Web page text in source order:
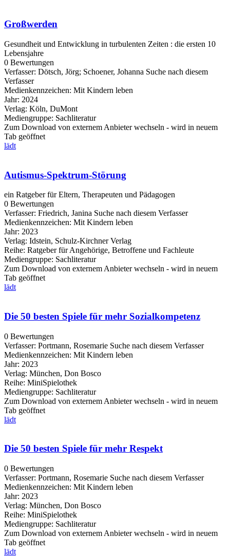
Großwerden
Gesundheit und Entwicklung in turbulenten Zeiten : die ersten 10
Lebensjahre
0 Bewertungen
Verfasser: Dötsch, Jörg; Schoener, Johanna Suche nach diesem
Verfasser
Medienkennzeichen: Mit Kindern leben
Jahr: 2024
Verlag: Köln, DuMont
Mediengruppe: Sachliteratur
Zum Download von externem Anbieter wechseln - wird in neuem
Tab geöffnet
lädt
Autismus-Spektrum-Störung
ein Ratgeber für Eltern, Therapeuten und Pädagogen
0 Bewertungen
Verfasser: Friedrich, Janina Suche nach diesem Verfasser
Medienkennzeichen: Mit Kindern leben
Jahr: 2023
Verlag: Idstein, Schulz-Kirchner Verlag
Reihe: Ratgeber für Angehörige, Betroffene und Fachleute
Mediengruppe: Sachliteratur
Zum Download von externem Anbieter wechseln - wird in neuem
Tab geöffnet
lädt
Die 50 besten Spiele für mehr Sozialkompetenz
0 Bewertungen
Verfasser: Portmann, Rosemarie Suche nach diesem Verfasser
Medienkennzeichen: Mit Kindern leben
Jahr: 2023
Verlag: München, Don Bosco
Reihe: MiniSpielothek
Mediengruppe: Sachliteratur
Zum Download von externem Anbieter wechseln - wird in neuem
Tab geöffnet
lädt
Die 50 besten Spiele für mehr Respekt
0 Bewertungen
Verfasser: Portmann, Rosemarie Suche nach diesem Verfasser
Medienkennzeichen: Mit Kindern leben
Jahr: 2023
Verlag: München, Don Bosco
Reihe: MiniSpielothek
Mediengruppe: Sachliteratur
Zum Download von externem Anbieter wechseln - wird in neuem
Tab geöffnet
lädt